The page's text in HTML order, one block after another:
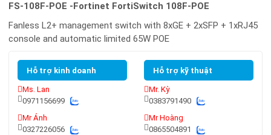
FS-108F-POE -Fortinet FortiSwitch 108F-POE
Fanless L2+ management switch with 8xGE + 2xSFP + 1xRJ45
console and automatic limited 65W POE
Hỗ trợ kinh doanh
Ms. Lan
0971156699
Mr Ánh
0327226056
Hỗ trợ kỹ thuật
Mr. Kỳ
0383791490
Mr Hoàng
0865504891